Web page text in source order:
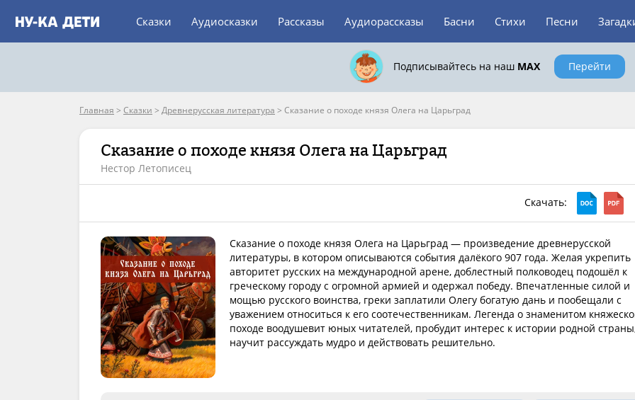
Сказки Аудиосказки Рассказы Аудиорассказы Басни Стихи Песни
Подписывайтесь на наш MAX Перейти
Главная > Сказки > Древнерусская литература > Сказание о походе князя Олега на Царьград
Сказание о походе князя Олега на Царьград
Нестор Летописец
Скачать:
Сказание о походе князя Олега на Царьград — произведение древнерусской
литературы, в котором описываются события далёкого 907 года. Желая укрепить
авторитет русских на международной арене, доблестный полководец подошёл к
греческому городу с огромной армией и одержал победу. Впечатленные силой и
мощью русского воинства, греки заплатили Олегу богатую дань и пообещали с
уважением относиться к его соотечественникам. Легенда о знаменитом
походе воодушевит юных читателей, пробудит интерес к истории родной
научит рассуждать мудро и действовать решительно.